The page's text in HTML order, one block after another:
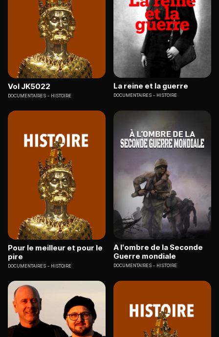
Vol JK5022
DOCUMENTAIRES HISTOIRE
La reine et la guerre
DOCUMENTAIRES HISTOIRE
Pour le meilleur et pour le
pire
DOCUMENTAIRES HISTOIRE
A l'ombre de la Seconde
Guerre mondiale
DOCUMENTAIRES HISTOIRE